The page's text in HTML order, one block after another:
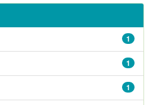
1
1
1